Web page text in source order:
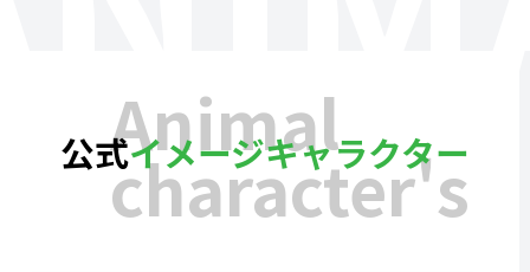
公式イメージキャラクター
Animal
character's